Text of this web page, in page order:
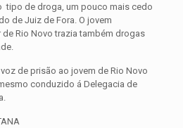
tipo de droga, um pouco mais cedo
de Juiz de Fora. O jovem
Rio Novo trazia também drogas
de prisão ao jovem de Rio Novo
conduzido á Delegacia de